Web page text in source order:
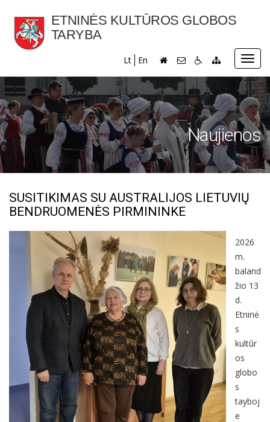
ETNINĖS KULTŪROS GLOBOS
TARYBA
Lt En
Naujienos
SUSITIKIMAS SU AUSTRALIJOS LIETUVIŲ
BENDRUOMENĖS PIRMININKE
2026
m.
baland
žio 13
d.
Etninė
s
kultūr
os
globo
s
tayboj
e